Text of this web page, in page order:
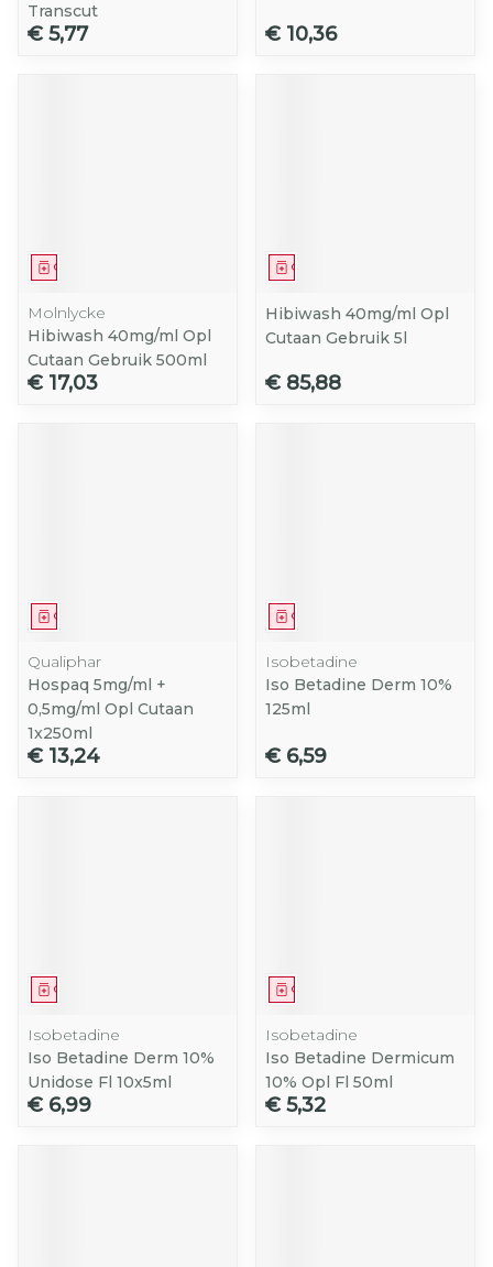
Transcut
€ 5,77 € 10,36
Geneesmiddel
Molnlycke
Hibiwash 40mg/ml Opl
Cutaan Gebruik 500ml
€ 17,03
Geneesmiddel
Hibiwash 40mg/ml Opl
Cutaan Gebruik 5l
€ 85,88
Geneesmiddel
Qualiphar
Hospaq 5mg/ml +
0,5mg/ml Opl Cutaan
1x250ml
€ 13,24
Geneesmiddel
Isobetadine
Iso Betadine Derm 10%
125ml
€ 6,59
Geneesmiddel
Isobetadine
Iso Betadine Derm 10%
Unidose Fl 10x5ml
€ 6,99
Geneesmiddel
Isobetadine
Iso Betadine Dermicum
10% Opl Fl 50ml
€ 5,32